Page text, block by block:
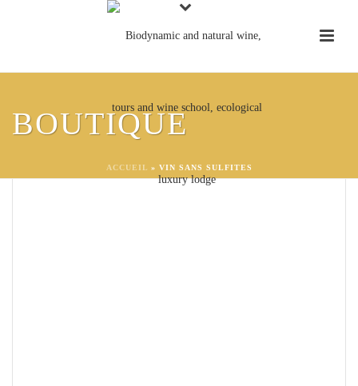
BOUTIQUE
ACCUEIL » VIN SANS SULFITES